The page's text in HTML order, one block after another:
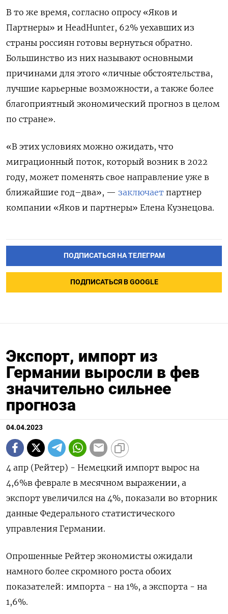
В то же время, согласно опросу «Яков и
Партнеры» и HeadHunter, 62% уехавших из
страны россиян готовы вернуться обратно.
Большинство из них называют основными
причинами для этого «личные обстоятельства,
лучшие карьерные возможности, а также более
благоприятный экономический прогноз в целом
по стране».
«В этих условиях можно ожидать, что
миграционный поток, который возник в 2022
году, может поменять свое направление уже в
ближайшие год–два», — заключает партнер
компании «Яков и партнеры» Елена Кузнецова.
ПОДПИСАТЬСЯ НА ТЕЛЕГРАМ
ПОДПИСАТЬСЯ В GOOGLE
Экспорт, импорт из
Германии выросли в фев
значительно сильнее
прогноза
04.04.2023
4 апр (Рейтер) - Немецкий импорт ​вырос на
4,6%​​​​​​​​​ в феврале в месячном выражении, а
экспорт увеличился на 4%​​​​​, показали во вторник
данные Федерального статистического
управления Германии.
Опрошенные Рейтер экономисты ожидали
намного более скромного роста обоих
показателей: импорта - на 1%, а экспорта - на
1,6%.